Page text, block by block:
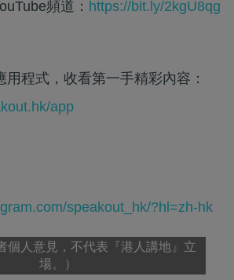
頻道： https://bit.ly/2kgU8qg
程式，收看第一手精彩內容：
app
speakout_hk/?hl=zh-hk
個人意見，不代表『港人講地』立
場。）